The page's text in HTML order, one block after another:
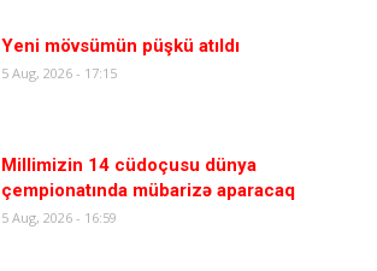
Yeni mövsümün püşkü atıldı
5 Aug, 2026 - 17:15
Millimizin 14 cüdoçusu dünya
çempionatında mübarizə aparacaq
5 Aug, 2026 - 16:59